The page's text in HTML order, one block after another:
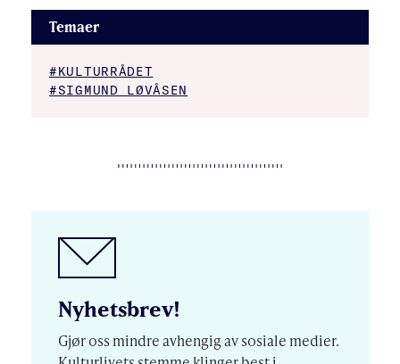
Temaer
#KULTURRÅDET
#SIGMUND LØVÅSEN
Nyhetsbrev!
Gjør oss mindre avhengig av sosiale medier.